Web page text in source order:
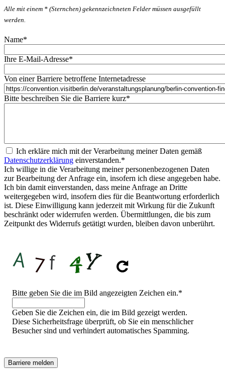
Alle mit einem * (Sternchen) gekennzeichneten Felder müssen ausgefüllt
werden.
Name*
Ihre E-Mail-Adresse*
Von einer Barriere betroffene Internetadresse
Bitte beschreiben Sie die Barriere kurz*
Ich erkläre mich mit der Verarbeitung meiner Daten gemäß
Datenschutzerklärung einverstanden.*
Ich willige in die Verarbeitung meiner personenbezogenen Daten
zur Bearbeitung der Anfrage ein, insofern ich diese angegeben habe.
Ich bin damit einverstanden, dass meine Anfrage an Dritte
weitergegeben wird, insofern dies für die Beantwortung erforderlich
ist. Diese Einwilligung kann jederzeit mit Wirkung für die Zukunft
beschränkt oder widerrufen werden. Übermittlungen, die bis zum
Zeitpunkt des Widerrufs getätigt wurden, bleiben davon unberührt.
Bitte geben Sie die im Bild angezeigten Zeichen ein.*
Geben Sie die Zeichen ein, die im Bild gezeigt werden.
Diese Sicherheitsfrage überprüft, ob Sie ein menschlicher
Besucher sind und verhindert automatisches Spamming.